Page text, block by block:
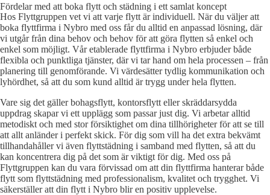
Fördelar med att boka flytt och städning i ett samlat koncept
Hos Flyttgruppen vet vi att varje flytt är individuell. När du väljer att
boka flyttfirma i Nybro med oss får du alltid en anpassad lösning, där
vi utgår från dina behov och behov för att göra flytten så enkel och
enkel som möjligt. Vår etablerade flyttfirma i Nybro erbjuder både
flexibla och punktliga tjänster, där vi tar hand om hela processen – från
planering till genomförande. Vi värdesätter tydlig kommunikation och
lyhördhet, så att du som kund alltid är trygg under hela flytten.
Vare sig det gäller bohagsflytt, kontorsflytt eller skräddarsydda
uppdrag skapar vi ett upplägg som passar just dig. Vi arbetar alltid
metodiskt och med stor försiktighet om dina tillhörigheter för att se till
att allt anländer i perfekt skick. För dig som vill ha det extra bekvämt
tillhandahåller vi även flyttstädning i samband med flytten, så att du
kan koncentrera dig på det som är viktigt för dig. Med oss på
Flyttgruppen kan du vara förvissad om att din flyttfirma hanterar både
flytt som flyttstädning med professionalism, kvalitet och trygghet. Vi
säkerställer att din flytt i Nybro blir en positiv upplevelse.